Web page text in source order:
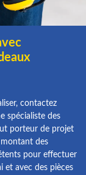
contactez
spécialiste des
porteur de projet
des
pour effectuer
et avec des pièces